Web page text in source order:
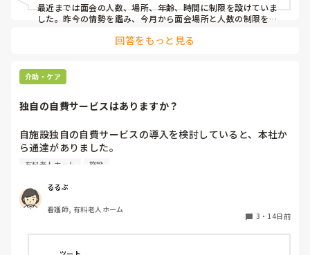
最近までは面会の人数、場所、年齢、時間に制限を設けていま
した。昨今の情勢を鑑み、今月から面会場所と人数の制限を撤
体調不良者がいらっしゃる場合にはご遠慮いただく（場合によ
ります。順次、ご家族からのご意見をもとに緩和を検討する予
定です。
り入れながら、少しずつ調整するしかないかなと感じていま
回答をもっと見る
介助・ケア
独自の自費サービスはありますか？
自施設独自の自費サービスの導入を検討していると、本社か
ら通達がありました。
例えば、点滴が毎日必要になった時に、1日あたり数千円の
利用者さんの負担が増大することは明白ですが、利用者さん
からしたら、自費サービスを払わないと点滴など必要な治療
をしてもらえないという状況になります。
皆さんが働いている施設では、保険外サービスを導入してい
る所はありますか？
有料老人ホーム 施設
るるぶ
看護師, 有料老人ホーム
3 ・ 14日前